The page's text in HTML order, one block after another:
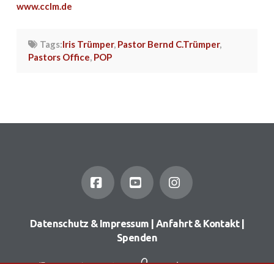
www.cclm.de
Tags:Iris Trümper, Pastor Bernd C.Trümper,
Pastors Office, POP
Datenschutz & Impressum Anfahrt & Kontakt
Spenden